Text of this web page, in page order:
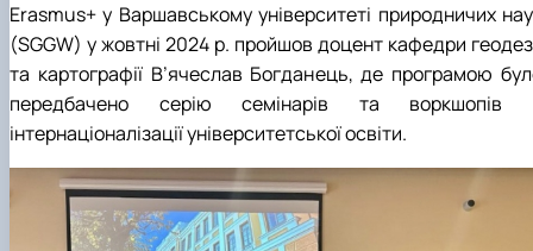
Erasmus+ у Варшавському університеті природничих
(SGGW) у жовтні 2024 р. пройшов доцент кафедри
та картографії В’ячеслав Богданець, де програмою
передбачено серію семінарів та воркшопів
інтернаціоналізації університетської освіти.